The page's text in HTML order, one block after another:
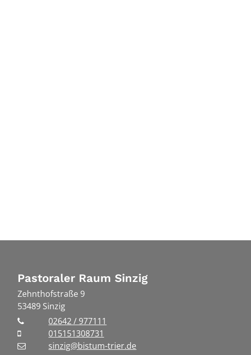
Pastoraler Raum Sinzig
Zehnthofstraße 9
53489 Sinzig
02642 / 977111
015151308731
sinzig@bistum-trier.de